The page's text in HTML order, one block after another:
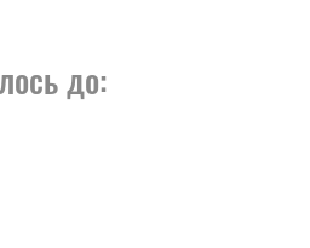
до: